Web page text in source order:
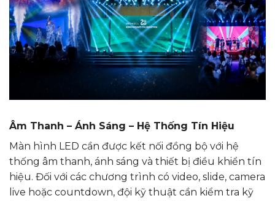
Âm Thanh – Ánh Sáng – Hệ Thống Tín Hiệu
Màn hình LED cần được kết nối đồng bộ với hệ
thống âm thanh, ánh sáng và thiết bị điều khiển tín
hiệu. Đối với các chương trình có video, slide, camera
live hoặc countdown, đội kỹ thuật cần kiểm tra kỹ